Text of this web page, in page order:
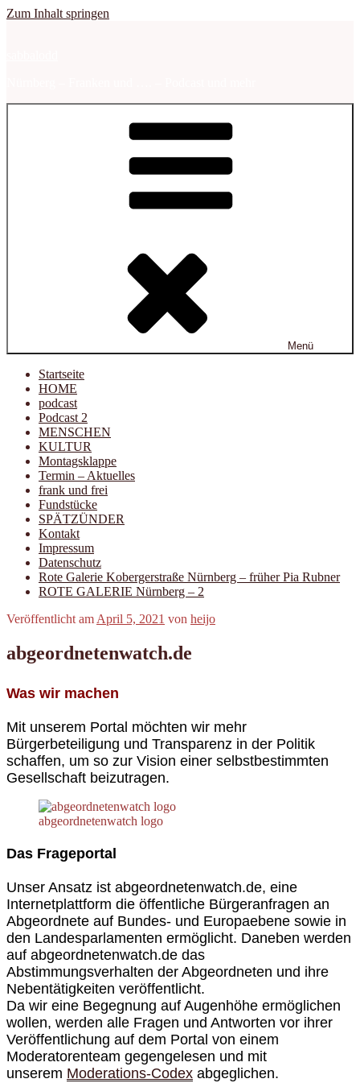
Zum Inhalt springen
Menü
Startseite
HOME
podcast
Podcast 2
MENSCHEN
KULTUR
Montagsklappe
Termin – Aktuelles
frank und frei
Fundstücke
SPÄTZÜNDER
Kontakt
Impressum
Datenschutz
Rote Galerie Kobergerstraße Nürnberg – früher Pia Rubner
ROTE GALERIE Nürnberg – 2
Veröffentlicht am April 5, 2021 von heijo
abgeordnetenwatch.de
Was wir machen
Mit unserem Portal möchten wir mehr
Bürgerbeteiligung und Transparenz in der Politik
schaffen, um so zur Vision einer selbstbestimmten
Gesellschaft beizutragen.
abgeordnetenwatch logo
Das Frageportal
Unser Ansatz ist abgeordnetenwatch.de, eine
Internetplattform die öffentliche Bürgeranfragen an
Abgeordnete auf Bundes- und Europaebene sowie in
den Landesparlamenten ermöglicht. Daneben werden
auf abgeordnetenwatch.de das
Abstimmungsverhalten der Abgeordneten und ihre
Nebentätigkeiten veröffentlicht.
Da wir eine Begegnung auf Augenhöhe ermöglichen
wollen, werden alle Fragen und Antworten vor ihrer
Veröffentlichung auf dem Portal von einem
Moderatorenteam gegengelesen und mit
unserem Moderations-Codex abgeglichen.